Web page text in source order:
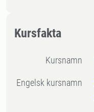
Kursfakta
Kursnamn
Engelsk kursnamn